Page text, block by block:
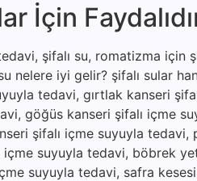
İçin
şifalı su, romatizma için
nelere iyi gelir? şifalı sular
tedavi, gırtlak kanseri
göğüs kanseri şifalı içme
şifalı içme suyuyla tedavi,
suyuyla tedavi, böbrek
suyuyla tedavi, safra